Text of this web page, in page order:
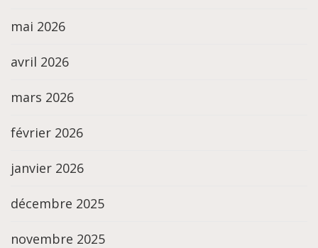
mai 2026
avril 2026
mars 2026
février 2026
janvier 2026
décembre 2025
novembre 2025